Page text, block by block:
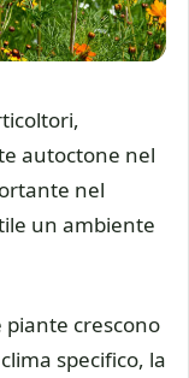
autoctone nel
nel
un ambiente
piante crescono
specifico, la